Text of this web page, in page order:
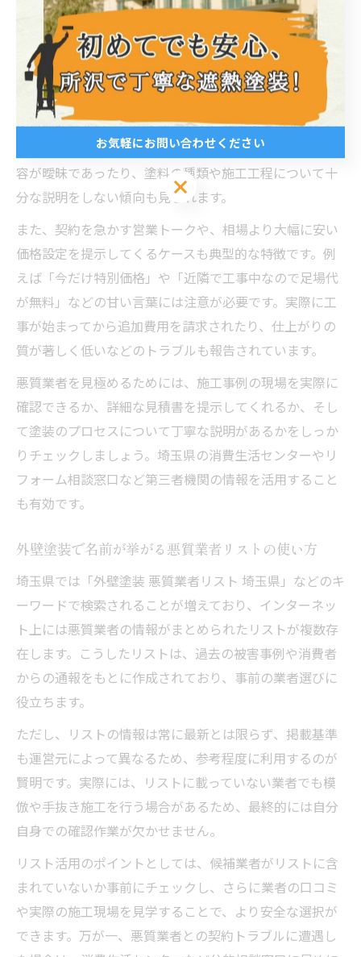
外壁塗装でよくある悪質業者の特徴を解説
外壁塗装において悪質業者による模倣や手抜き施工は、
埼玉県でも多くの相談が寄せられている深刻な問題で
す。その主な特徴として、他社の施工事例写真や口コミ
を無断転載する、実績を誇張して信頼感を演出するとい
った行為が挙げられます。こうした業者は、見積もり内
容が曖昧であったり、塗料の種類や施工工程について十
分な説明をしない傾向も見られます。
また、契約を急かす営業トークや、相場より大幅に安い
価格設定を提示してくるケースも典型的な特徴です。例
えば「今だけ特別価格」や「近隣で工事中なので足場代
が無料」などの甘い言葉には注意が必要です。実際に工
事が始まってから追加費用を請求されたり、仕上がりの
質が著しく低いなどのトラブルも報告されています。
悪質業者を見極めるためには、施工事例の現場を実際に
確認できるか、詳細な見積書を提示してくれるか、そし
て塗装のプロセスについて丁寧な説明があるかをしっか
りチェックしましょう。埼玉県の消費生活センターやリ
フォーム相談窓口など第三者機関の情報を活用すること
も有効です。
外壁塗装で名前が挙がる悪質業者リストの使い方
埼玉県では「外壁塗装 悪質業者リスト 埼玉県」などのキ
ーワードで検索されることが増えており、インターネッ
ト上には悪質業者の情報がまとめられたリストが複数存
在します。こうしたリストは、過去の被害事例や消費者
からの通報をもとに作成されており、事前の業者選びに
役立ちます。
ただし、リストの情報は常に最新とは限らず、掲載基準
も運営元によって異なるため、参考程度に利用するのが
賢明です。実際には、リストに載っていない業者でも模
倣や手抜き施工を行う場合があるため、最終的には自分
自身での確認作業が欠かせません。
リスト活用のポイントとしては、候補業者がリストに含
まれていないか事前にチェックし、さらに業者の口コミ
や実際の施工現場を見学することで、より安全な選択が
できます。万が一、悪質業者との契約トラブルに遭遇し
お気軽にお問い合わせください
お気軽にお問い合わせください